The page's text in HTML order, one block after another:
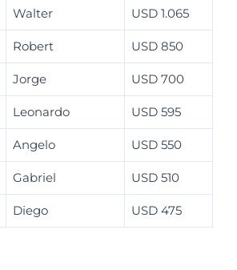
Walter USD 1.065
Robert USD 850
Jorge USD 700
Leonardo USD 595
Angelo USD 550
Gabriel USD 510
Diego USD 475